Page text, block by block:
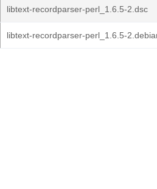
libtext-recordparser-perl_1.6.5-2.dsc
libtext-recordparser-perl_1.6.5-